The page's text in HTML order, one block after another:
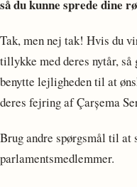
så du kunne sprede dine
Tak, men nej tak! Hvis du
tillykke med deres nytår, så
benytte lejligheden til at
deres fejring af Çarșema
Brug andre spørgsmål til at
parlamentsmedlemmer.